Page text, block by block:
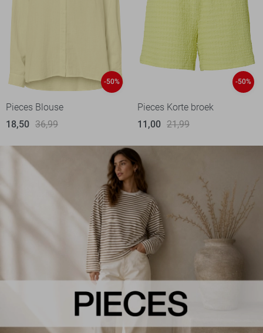
-50%
Pieces Blouse
18,50 36,99
-50%
Pieces Korte broek
11,00 21,99